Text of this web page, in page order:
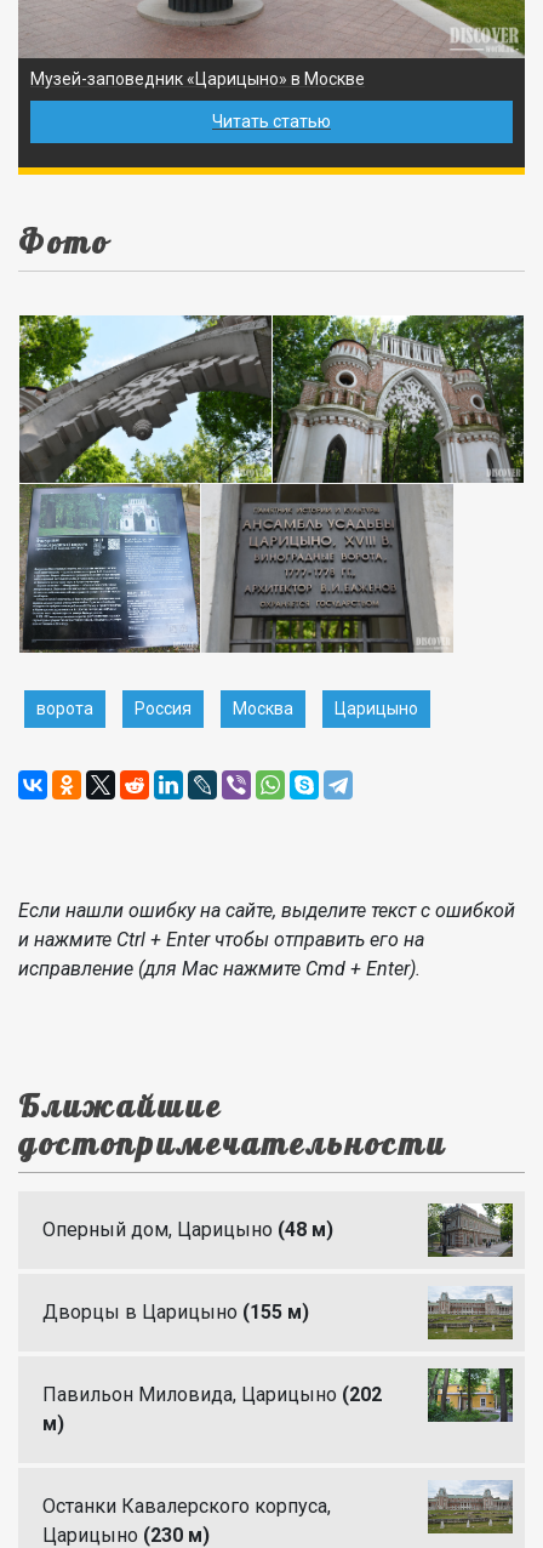
Музей-заповедник «Царицыно» в Москве
Читать статью
Фото
ворота Россия Москва Царицыно
Если нашли ошибку на сайте, выделите текст с ошибкой
и нажмите Ctrl + Enter чтобы отправить его на
исправление (для Mac нажмите Cmd + Enter).
Ближайшие
достопримечательности
Оперный дом, Царицыно (48 м)
Дворцы в Царицыно (155 м)
Павильон Миловида, Царицыно (202
м)
Останки Кавалерского корпуса,
Царицыно (230 м)